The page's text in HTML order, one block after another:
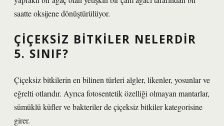
saatte oksijene dönüştürülüyor.
ÇIÇEKSIZ BITKILER NELERDIR
5. SINIF?
Çiçeksiz bitkilerin en bilinen türleri algler, likenler, yosunlar ve
eğrelti otlarıdır. Ayrıca fotosentetik özelliği olmayan mantarlar,
sümüklü küfler ve bakteriler de çiçeksiz bitkiler kategorisine
girer.